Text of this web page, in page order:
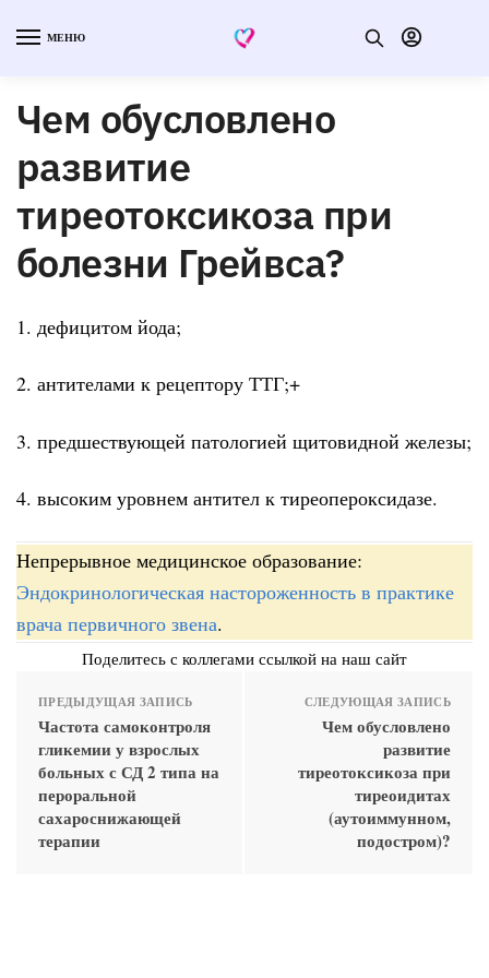
МЕНЮ
Чем обусловлено
развитие
тиреотоксикоза при
болезни Грейвса?
1. дефицитом йода;
2. антителами к рецептору ТТГ;+
3. предшествующей патологией щитовидной железы;
4. высоким уровнем антител к тиреопероксидазе.
Непрерывное медицинское образование:
Эндокринологическая настороженность в практике
врача первичного звена.
Поделитесь с коллегами ссылкой на наш сайт
ПРЕДЫДУЩАЯ ЗАПИСЬ
Частота самоконтроля
гликемии у взрослых
больных с СД 2 типа на
пероральной
сахароснижающей
терапии
СЛЕДУЮЩАЯ ЗАПИСЬ
Чем обусловлено
развитие
тиреотоксикоза при
тиреоидитах
(аутоиммунном,
подостром)?